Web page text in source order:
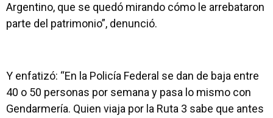
Argentino, que se quedó mirando cómo le arrebataron
parte del patrimonio”, denunció.
Y enfatizó: “En la Policía Federal se dan de baja entre
40 o 50 personas por semana y pasa lo mismo con
Gendarmería. Quien viaja por la Ruta 3 sabe que antes